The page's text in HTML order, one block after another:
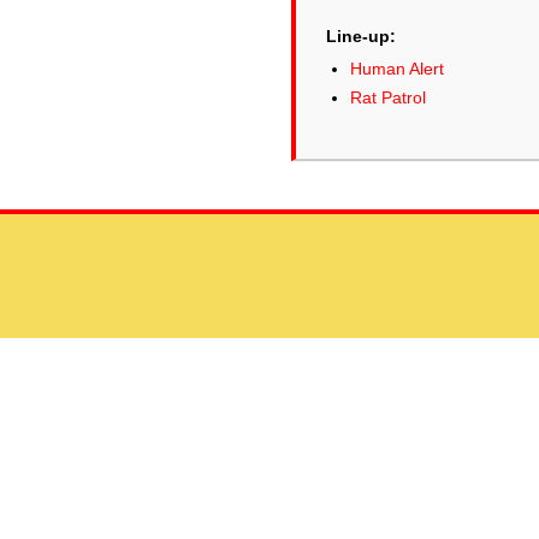
Line-up:
Human Alert
Rat Patrol